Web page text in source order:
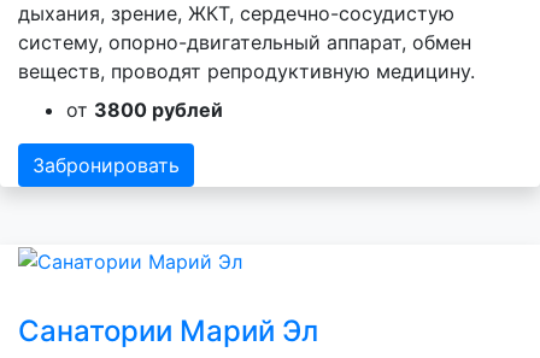
дыхания, зрение, ЖКТ, сердечно-сосудистую
систему, опорно-двигательный аппарат, обмен
веществ, проводят репродуктивную медицину.
от 3800 рублей
Забронировать
Санатории Марий Эл